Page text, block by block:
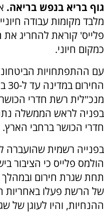
גוף בריא בנפש בריאה.
מלבד מקומות עבודה
פלייס' קוראת להחריג את
כמקום חיוני.
עם ההתפתחויות
מנכ"לית רשת חדרי
בפניה לראש הממשלה
חדרי הכושר ברחבי הארץ.
בפנייה רשמית
הולמס פלייס כי הציבור
תחת שגרת חירום
של הרשת פעלו באחריות
ההנחיות, והיו לעוגן של